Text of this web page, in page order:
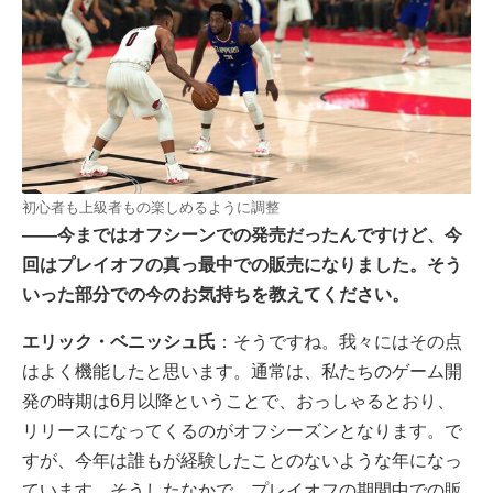
初心者も上級者もの楽しめるように調整
――今まではオフシーンでの発売だったんですけど、今
回はプレイオフの真っ最中での販売になりました。そう
いった部分での今のお気持ちを教えてください。
エリック・ベニッシュ氏 ：そうですね。我々にはその点
はよく機能したと思います。通常は、私たちのゲーム開
発の時期は6月以降ということで、おっしゃるとおり、
リリースになってくるのがオフシーズンとなります。で
すが、今年は誰もが経験したことのないような年になっ